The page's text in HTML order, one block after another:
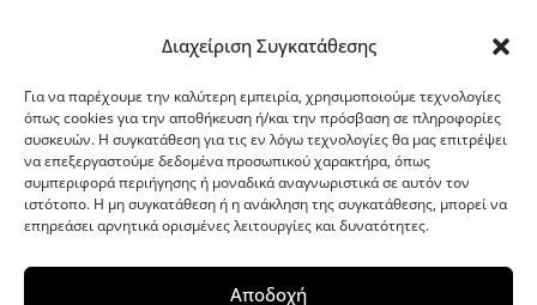
Διαχείριση Συγκατάθεσης
Για να παρέχουμε την καλύτερη εμπειρία, χρησιμοποιούμε τεχνολογίες
όπως cookies για την αποθήκευση ή/και την πρόσβαση σε πληροφορίες
συσκευών. Η συγκατάθεση για τις εν λόγω τεχνολογίες θα μας επιτρέψει
να επεξεργαστούμε δεδομένα προσωπικού χαρακτήρα, όπως
συμπεριφορά περιήγησης ή μοναδικά αναγνωριστικά σε αυτόν τον
ιστότοπο. Η μη συγκατάθεση ή η ανάκληση της συγκατάθεσης, μπορεί να
επηρεάσει αρνητικά ορισμένες λειτουργίες και δυνατότητες.
Αποδοχή
G-point.gr